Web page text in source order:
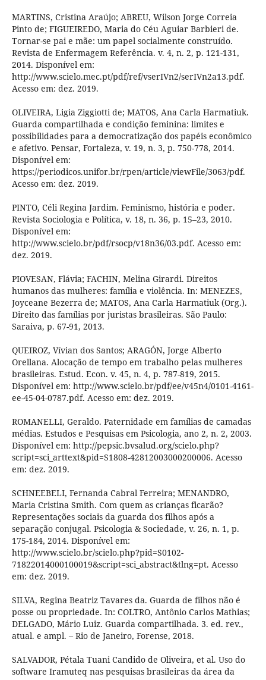
MARTINS, Cristina Araújo; ABREU, Wilson Jorge Correia
Pinto de; FIGUEIREDO, Maria do Céu Aguiar Barbieri de.
Tornar-se pai e mãe: um papel socialmente construído.
Revista de Enfermagem Referência. v. 4, n. 2, p. 121-131,
2014. Disponível em:
http://www.scielo.mec.pt/pdf/ref/vserIVn2/serIVn2a13.pdf.
Acesso em: dez. 2019.
OLIVEIRA, Ligia Ziggiotti de; MATOS, Ana Carla Harmatiuk.
Guarda compartilhada e condição feminina: limites e
possibilidades para a democratização dos papéis econômico
e afetivo. Pensar, Fortaleza, v. 19, n. 3, p. 750-778, 2014.
Disponível em:
https://periodicos.unifor.br/rpen/article/viewFile/3063/pdf.
Acesso em: dez. 2019.
PINTO, Céli Regina Jardim. Feminismo, história e poder.
Revista Sociologia e Política, v. 18, n. 36, p. 15–23, 2010.
Disponível em:
http://www.scielo.br/pdf/rsocp/v18n36/03.pdf. Acesso em:
dez. 2019.
PIOVESAN, Flávia; FACHIN, Melina Girardi. Direitos
humanos das mulheres: família e violência. In: MENEZES,
Joyceane Bezerra de; MATOS, Ana Carla Harmatiuk (Org.).
Direito das famílias por juristas brasileiras. São Paulo:
Saraiva, p. 67-91, 2013.
QUEIROZ, Vívian dos Santos; ARAGÓN, Jorge Alberto
Orellana. Alocação de tempo em trabalho pelas mulheres
brasileiras. Estud. Econ. v. 45, n. 4, p. 787-819, 2015.
Disponível em: http://www.scielo.br/pdf/ee/v45n4/0101-4161-
ee-45-04-0787.pdf. Acesso em: dez. 2019.
ROMANELLI, Geraldo. Paternidade em famílias de camadas
médias. Estudos e Pesquisas em Psicologia, ano 2, n. 2, 2003.
Disponível em: http://pepsic.bvsalud.org/scielo.php?
script=sci_arttext&pid=S1808-42812003000200006. Acesso
em: dez. 2019.
SCHNEEBELI, Fernanda Cabral Ferreira; MENANDRO,
Maria Cristina Smith. Com quem as crianças ficarão?
Representações sociais da guarda dos filhos após a
separação conjugal. Psicologia & Sociedade, v. 26, n. 1, p.
175-184, 2014. Disponível em:
http://www.scielo.br/scielo.php?pid=S0102-
71822014000100019&script=sci_abstract&tlng=pt. Acesso
em: dez. 2019.
SILVA, Regina Beatriz Tavares da. Guarda de filhos não é
posse ou propriedade. In: COLTRO, Antônio Carlos Mathias;
DELGADO, Mário Luiz. Guarda compartilhada. 3. ed. rev.,
atual. e ampl. – Rio de Janeiro, Forense, 2018.
SALVADOR, Pétala Tuani Candido de Oliveira, et al. Uso do
software Iramuteq nas pesquisas brasileiras da área da